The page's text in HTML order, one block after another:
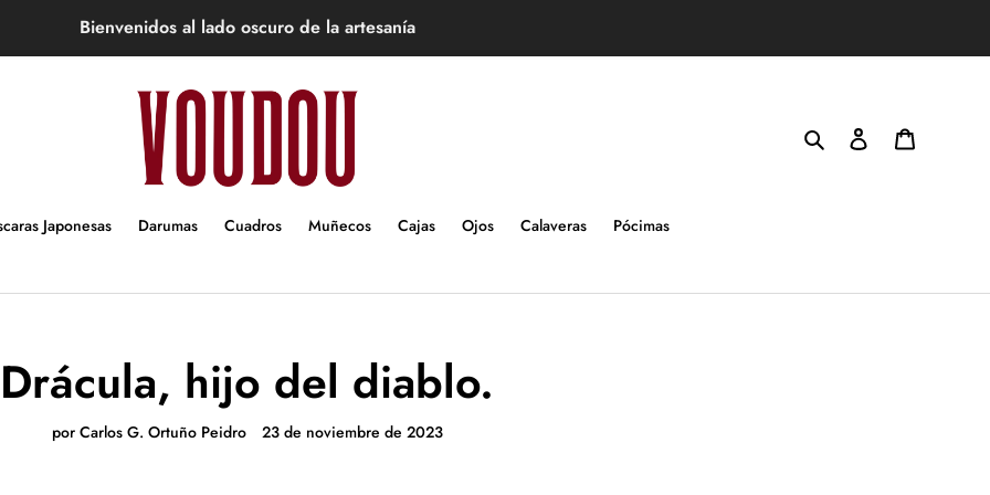
Bienvenidos al lado oscuro de la artesanía
Buscar Ingresar
Japonesas Darumas Cuadros Muñecos Cajas Ojos Calaveras Pócimas
Drácula, hijo del diablo.
por Carlos G. Ortuño Peidro 23 de noviembre de 2023